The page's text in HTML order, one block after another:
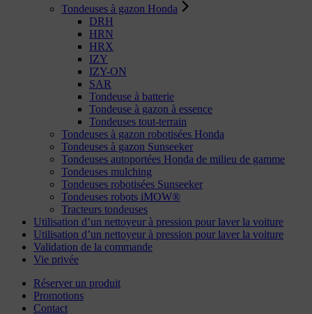
Tondeuses à gazon Honda
DRH
HRN
HRX
IZY
IZY-ON
SAR
Tondeuse à batterie
Tondeuse à gazon à essence
Tondeuses tout-terrain
Tondeuses à gazon robotisées Honda
Tondeuses à gazon Sunseeker
Tondeuses autoportées Honda de milieu de gamme
Tondeuses mulching
Tondeuses robotisées Sunseeker
Tondeuses robots iMOW®
Tracteurs tondeuses
Utilisation d’un nettoyeur à pression pour laver la voiture
Utilisation d’un nettoyeur à pression pour laver la voiture
Validation de la commande
Vie privée
Réserver un produit
Promotions
Contact